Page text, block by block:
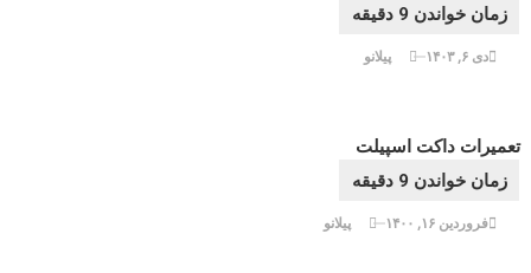
دی ۶, ۱۴۰۳ پیلانو
تعمیرات داکت اسپیلت
فروردین ۱۶, ۱۴۰۰ پیلانو